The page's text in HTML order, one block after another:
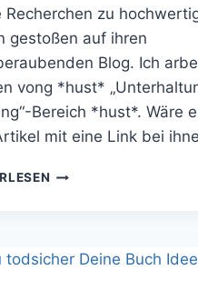
Recherchen zu
gestoßen auf ihren
Blog. Ich
vong *hust*
Bereich *hust*. Wäre
mit eine Link bei
WIE
BLOGGER?